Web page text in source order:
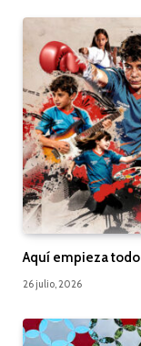
Aquí empieza todo
26 julio, 2026